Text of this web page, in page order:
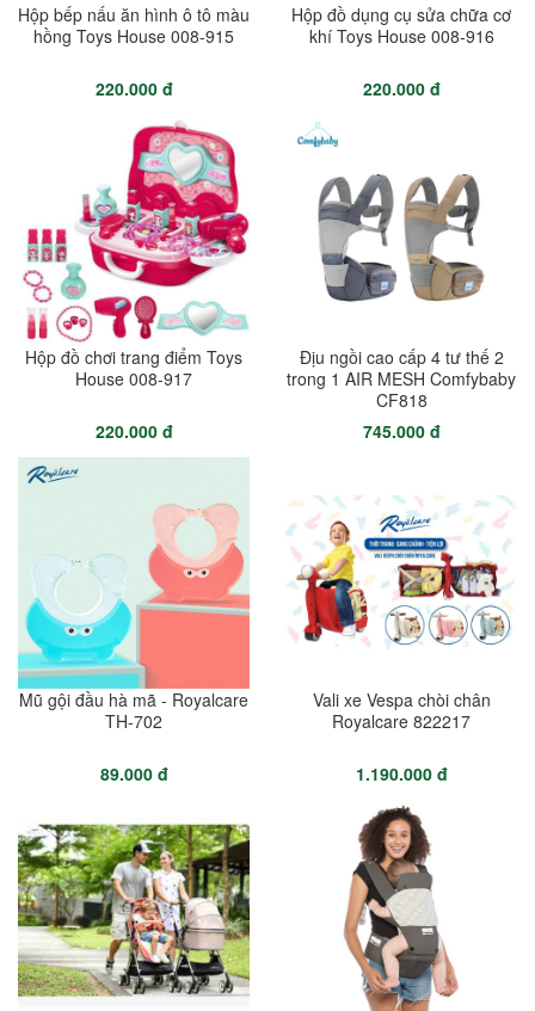
Hộp bếp nấu ăn hình ô tô màu
hồng Toys House 008-915
220.000 đ
Hộp đồ dụng cụ sửa chữa cơ
khí Toys House 008-916
220.000 đ
Hộp đồ chơi trang điểm Toys
House 008-917
220.000 đ
Địu ngồi cao cấp 4 tư thế 2
trong 1 AIR MESH Comfybaby
CF818
745.000 đ
Mũ gội đầu hà mã - Royalcare
TH-702
89.000 đ
Vali xe Vespa chòi chân
Royalcare 822217
1.190.000 đ